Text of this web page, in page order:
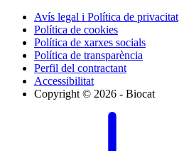
Avís legal i Política de privacitat
Política de cookies
Política de xarxes socials
Política de transparència
Perfil del contractant
Accessibilitat
Copyright © 2026 - Biocat